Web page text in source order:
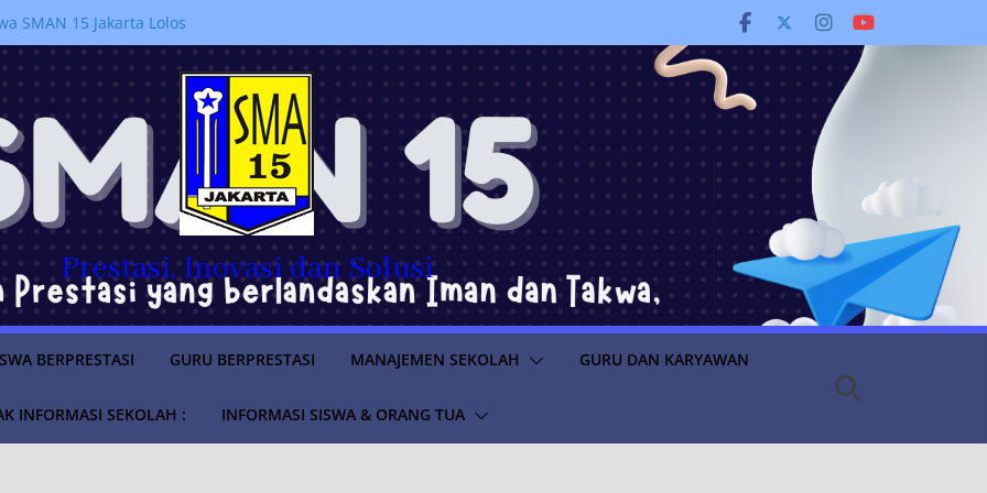
SMAN 15 Jakarta Lolos
Tinggi Negeri Tahun
MURID
2026/2027
TAHUN AJARAN
kegiatan
Sejarah Pemerintahan di
“Istana untuk Anak Sekolah”
Prestasi, Inovasi dan Solusi
BERPRESTASI GURU BERPRESTASI MANAJEMEN SEKOLAH GURU DAN KARYAWAN
INFORMASI SEKOLAH : INFORMASI SISWA & ORANG TUA